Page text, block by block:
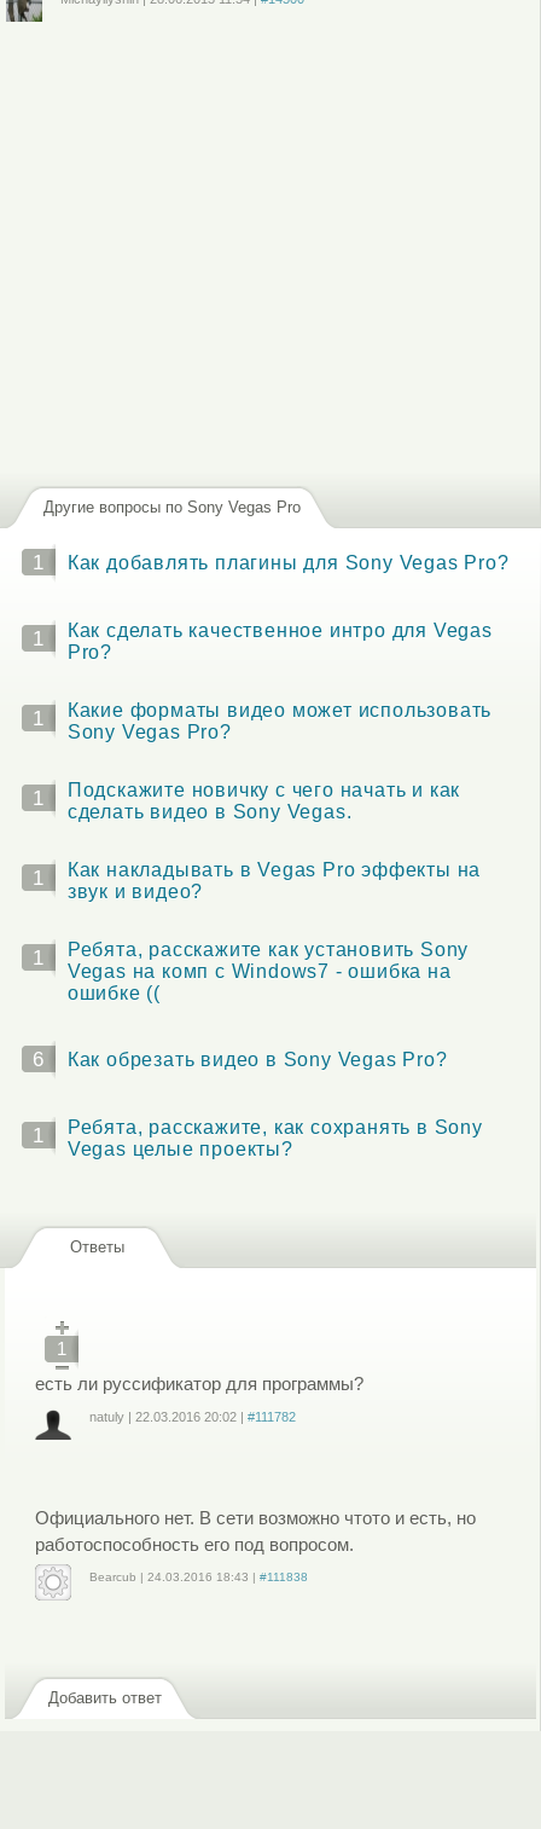
Другие вопросы по Sony Vegas Pro
1 Как добавлять плагины для Sony Vegas Pro?
1
Как сделать качественное интро для Vegas
Pro?
1
Какие форматы видео может использовать
Sony Vegas Pro?
1
Подскажите новичку с чего начать и как
сделать видео в Sony Vegas.
1
Как накладывать в Vegas Pro эффекты на
звук и видео?
1
Ребята, расскажите как установить Sony
Vegas на комп с Windows7 - ошибка на
ошибке ((
6 Как обрезать видео в Sony Vegas Pro?
1
Ребята, расскажите, как сохранять в Sony
Vegas целые проекты?
Ответы
1
есть ли руссификатор для программы?
natuly |22.03.2016 20:02 |#111782
Официального нет. В сети возможно чтото и есть, но
работоспособность его под вопросом.
Bearcub |24.03.2016 18:43 |#111838
Добавить ответ